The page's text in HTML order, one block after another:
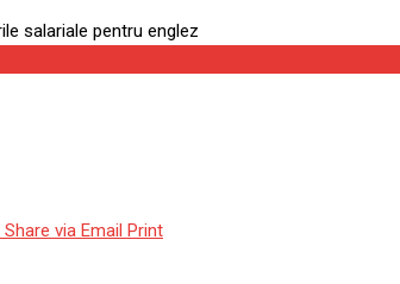
Share via Email Print